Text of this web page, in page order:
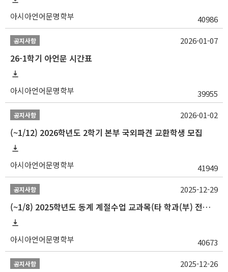
아시아언어문명학부 40986
공지사항
26-1학기 아언문 시간표
아시아언어문명학부 39955
2026-01-07
공지사항
(~1/12) 2026학년도 2학기 본부 국외파견 교환학생 모집
아시아언어문명학부 41949
2026-01-02
공지사항
(~1/8) 2025학년도 동계 계절수업 교과목(타 학과(부) 전공 및 교양) 성적평가방법 선택제 신청 안내
아시아언어문명학부 40673
2025-12-29
공지사항 2025-12-26